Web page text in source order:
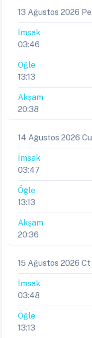
13 Ağustos 2026 Pe
İmsak
03:46
Öğle
13:13
Akşam
20:38
14 Ağustos 2026 Cu
İmsak
03:47
Öğle
13:13
Akşam
20:36
15 Ağustos 2026 Ct
İmsak
03:48
Öğle
13:13